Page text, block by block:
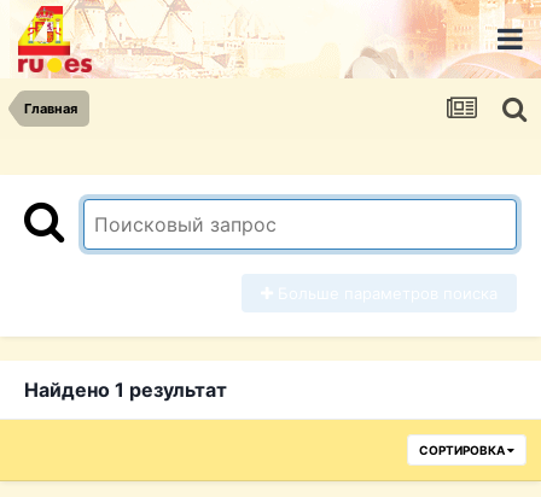
Главная
Найдено 1 результат
СОРТИРОВКА